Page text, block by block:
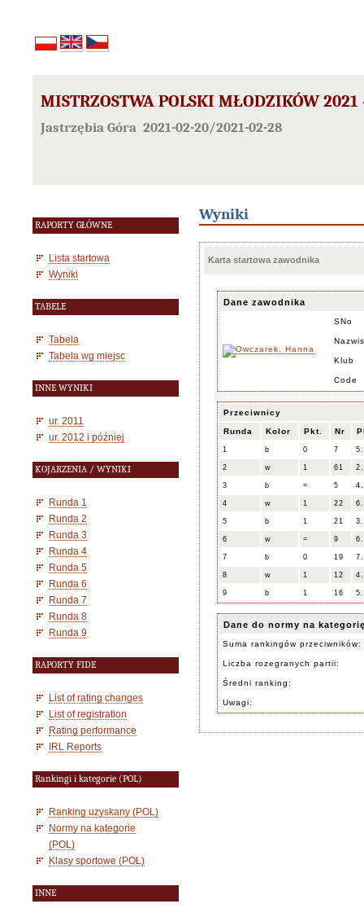
MISTRZOSTWA POLSKI MŁODZIKÓW
Jastrzębia Góra 2021-02-20/2021-02-28
RAPORTY GŁÓWNE
Lista startowa
Wyniki
TABELE
Tabela
Tabela wg miejsc
INNE WYNIKI
ur. 2011
ur. 2012 i później
KOJARZENIA / WYNIKI
Runda 1
Runda 2
Runda 3
Runda 4
Runda 5
Runda 6
Runda 7
Runda 8
Runda 9
RAPORTY FIDE
List of rating changes
List of registration
Rating performance
IRL Reports
Rankingi i kategorie (POL)
Ranking uzyskany (POL)
Normy na kategorie
(POL)
Klasy sportowe (POL)
INNE
Wyniki
Karta startowa zawodnika
Dane zawodnika
SNo
Klub
Code
Przeciwnicy
Runda Kolor Pkt. Nr
1 b 0 7
2 w 1 61
3 b = 5
4 w 1 22
5 b 1 21
6 w = 9
7 b 0 19
8 w 1 12
9 b 1 16
Dane do normy na
Suma rankingów przeciwników:
Liczba rozegranych partii:
Średni ranking:
Uwagi: